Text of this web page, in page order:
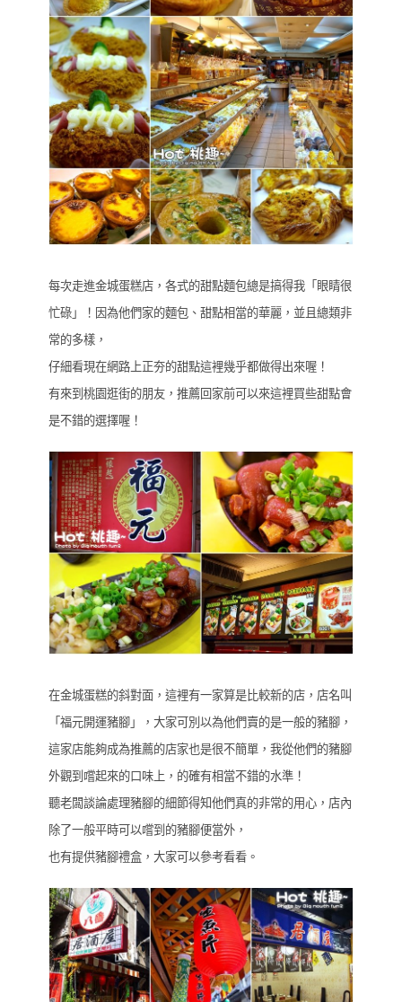
每次走進金城蛋糕店，各式的甜點麵包總是搞得我「眼睛很
忙碌」！因為他們家的麵包、甜點相當的華麗，並且總類非
常的多樣，
仔細看現在網路上正夯的甜點這裡幾乎都做得出來喔！
有來到桃園逛街的朋友，推薦回家前可以來這裡買些甜點會
是不錯的選擇喔！
在金城蛋糕的斜對面，這裡有一家算是比較新的店，店名叫
「福元開運豬腳」，大家可別以為他們賣的是一般的豬腳，
這家店能夠成為推薦的店家也是很不簡單，我從他們的豬腳
外觀到嚐起來的口味上，的確有相當不錯的水準！
聽老闆談論處理豬腳的細節得知他們真的非常的用心，店內
除了一般平時可以嚐到的豬腳便當外，
也有提供豬腳禮盒，大家可以參考看看。